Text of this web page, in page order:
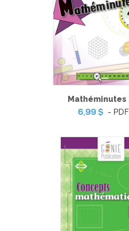
Inondations et
L’érosion
Mathéminutes
6,99 $ - PDF